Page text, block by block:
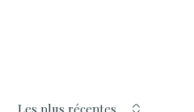
Les plus récentes